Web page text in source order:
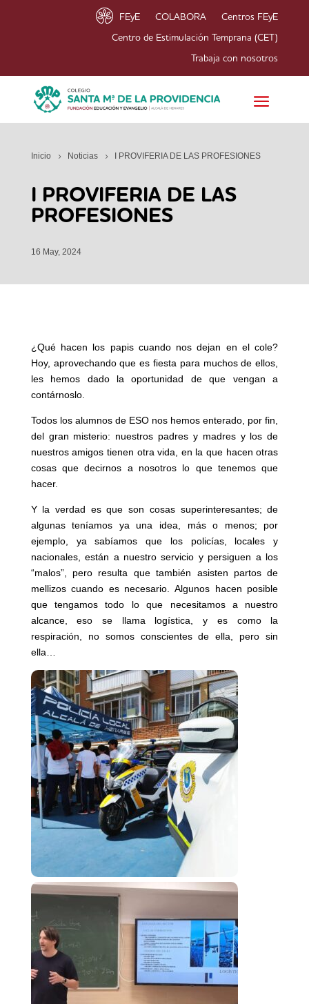
FEyE COLABORA Centros FEyE
Centro de Estimulación Temprana (CET)
Trabaja con nosotros
Inicio Noticias I PROVIFERIA DE LAS PROFESIONES
I PROVIFERIA DE LAS
PROFESIONES
16 May, 2024
¿Qué hacen los papis cuando nos dejan en el cole?
Hoy, aprovechando que es fiesta para muchos de ellos,
les hemos dado la oportunidad de que vengan a
contárnoslo.
Todos los alumnos de ESO nos hemos enterado, por fin,
del gran misterio: nuestros padres y madres y los de
nuestros amigos tienen otra vida, en la que hacen otras
cosas que decirnos a nosotros lo que tenemos que
hacer.
Y la verdad es que son cosas superinteresantes; de
algunas teníamos ya una idea, más o menos; por
ejemplo, ya sabíamos que los policías, locales y
nacionales, están a nuestro servicio y persiguen a los
“malos”, pero resulta que también asisten partos de
mellizos cuando es necesario. Algunos hacen posible
que tengamos todo lo que necesitamos a nuestro
alcance, eso se llama logística, y es como la
respiración, no somos conscientes de ella, pero sin
ella…